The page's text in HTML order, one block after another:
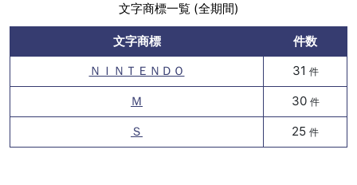
文字商標一覧 (全期間)
文字商標
件数
ＮＩＮＴＥＮＤＯ
31 件
Ｍ 30 件
Ｓ 25 件